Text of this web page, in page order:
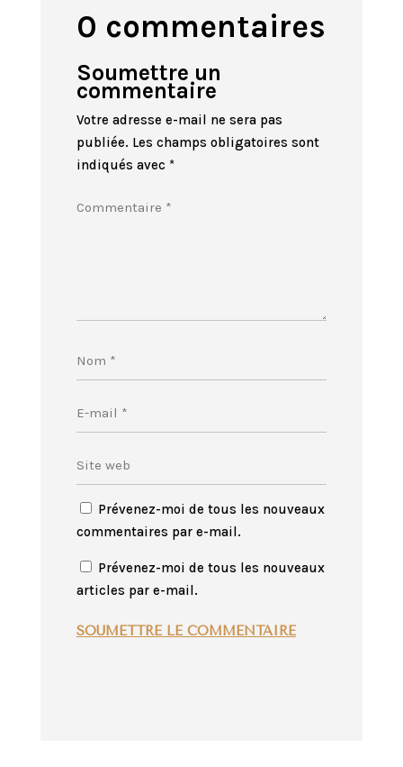
0 commentaires
Soumettre un
commentaire
Votre adresse e-mail ne sera pas
publiée. Les champs obligatoires sont
indiqués avec *
Prévenez-moi de tous les nouveaux
commentaires par e-mail.
Prévenez-moi de tous les nouveaux
articles par e-mail.
SOUMETTRE LE COMMENTAIRE